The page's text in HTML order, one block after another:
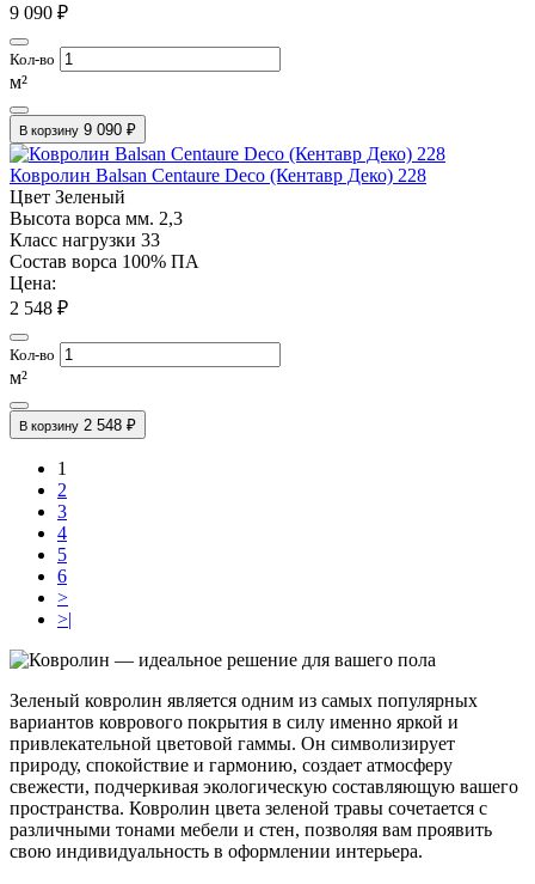
9 090 ₽
Кол-во
м²
В корзину 9 090 ₽
Ковролин Balsan Centaure Deco (Кентавр Деко) 228
Цвет Зеленый
Высота ворса мм. 2,3
Класс нагрузки 33
Состав ворса 100% ПА
Цена:
2 548 ₽
Кол-во
м²
В корзину 2 548 ₽
1
2
3
4
5
6
>
>|
Зеленый ковролин является одним из самых популярных
вариантов коврового покрытия в силу именно яркой и
привлекательной цветовой гаммы. Он символизирует
природу, спокойствие и гармонию, создает атмосферу
свежести, подчеркивая экологическую составляющую вашего
пространства. Ковролин цвета зеленой травы сочетается с
различными тонами мебели и стен, позволяя вам проявить
свою индивидуальность в оформлении интерьера.